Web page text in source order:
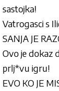
sastojka!
Vatrogasci s
SANJA JE
Ovo je dokaz
prlj*vu igru!
EVO KO JE